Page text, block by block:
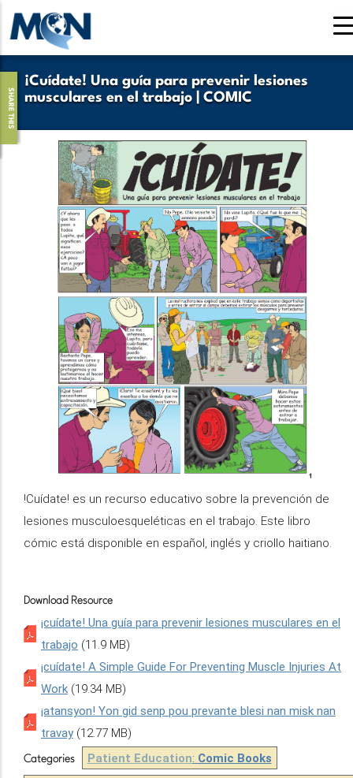
Pasar
contenido
principal¡Cuídate! Una guía para prevenir lesiones
musculares en el trabajo | COMIC
SHARE THIS
!Cuídate! es un recurso educativo sobre la prevención de
lesiones musculoesqueléticas en el trabajo. Este libro
cómic está disponible en español, inglés y criollo haitiano.
Download Resource
¡cuídate! Una guía para prevenir lesiones musculares en el
trabajo (11.9 MB)
¡cuídate! A Simple Guide For Preventing Muscle Injuries At
Work (19.34 MB)
¡atansyon! Yon gid senp pou prevante blesi nan misk nan
travay (12.77 MB)
Categories Patient Education: Comic Books